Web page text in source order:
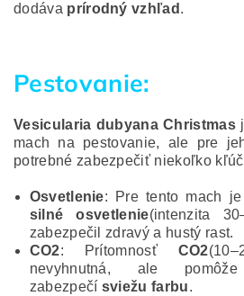
dodáva prírodný vzhľad .
Pestovanie:
Vesicularia dubyana Christmas
mach na pestovanie, ale pre
potrebné zabezpečiť niekoľko
Osvetlenie: Pre tento mach
silné osvetlenie(intenzita
zabezpečil zdravý a hustý rast.
CO2: Prítomnosť CO2
nevyhnutná, ale
zabezpečí sviežu farbu.